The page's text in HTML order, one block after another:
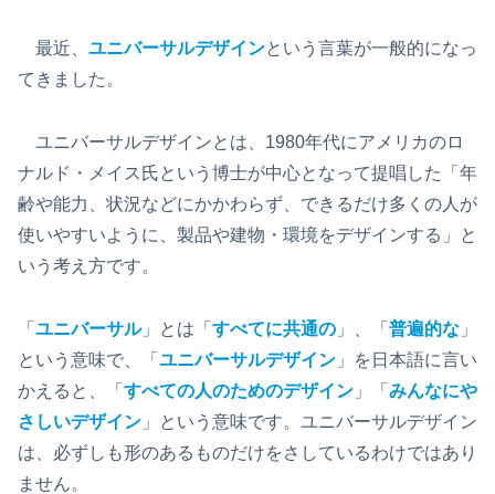
最近、 ユニバーサルデザインという言葉が一般的になっ
てきました。
ユニバーサルデザインとは、1980年代にアメリカのロ
ナルド・メイス氏という博士が中心となって提唱した「年
齢や能力、状況などにかかわらず、できるだけ多くの人が
使いやすいように、製品や建物・環境をデザインする」と
いう考え方です。
「 ユニバーサル」とは「 すべてに共通の 」、「 普遍的な 」
という意味で、「 ユニバーサルデザイン 」を日本語に言い
かえると、「 すべての人のためのデザイン 」「 みんなにや
さしいデザイン 」という意味です。ユニバーサルデザイン
は、必ずしも形のあるものだけをさしているわけではあり
ません。